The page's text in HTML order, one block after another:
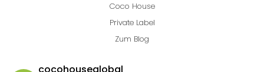
Coco House
Private Label
Zum Blog